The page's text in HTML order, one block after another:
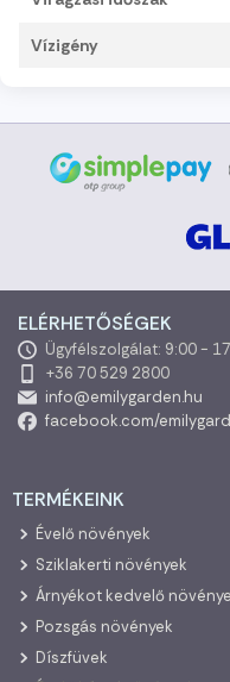
Vízigény
ELÉRHETŐSÉGEK
Ügyfélszolgálat: 9:00 -
+36 70 529 2800
info@emilygarden.hu
facebook.com/
TERMÉKEINK
Évelő növények
Sziklakerti növények
Árnyékot kedvelő
Pozsgás növények
Díszfüvek